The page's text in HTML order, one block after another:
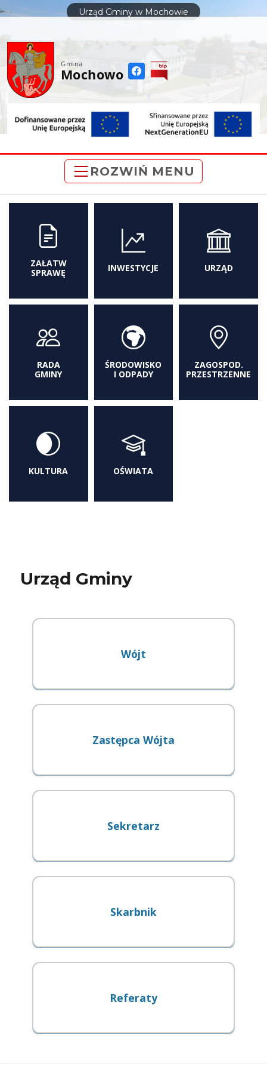
treści
Urząd Gminy w Mochowie
Gmina
Mochowo
ROZWIŃ MENU
ZAŁATW
SPRAWĘ
INWESTYCJE URZĄD
RADA
GMINY
ŚRODOWISKO
I ODPADY
ZAGOSPOD.
PRZESTRZENNE
KULTURA OŚWIATA
Urząd Gminy
Wójt
Zastępca Wójta
Sekretarz
Skarbnik
Referaty